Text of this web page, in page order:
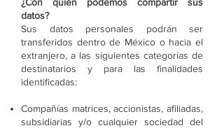
datos?
Sus datos personales podrán ser
transferidos dentro de México o hacia el
extranjero, a las siguientes categorías de
destinatarios y para las finalidades
identificadas:
Compañías matrices, accionistas, afiliadas,
subsidiarias y/o cualquier sociedad del